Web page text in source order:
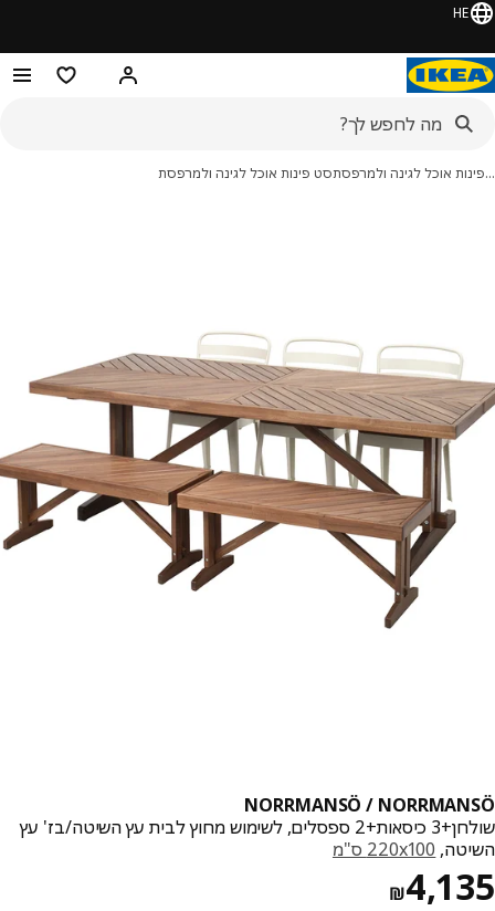
HE
היי! התחברו או הירשמו
מוצרים
אוכל לגינה ולמרפסתסט פינות אוכל לגינה ולמרפסת
NORRMANSÖ /
שולחן+3 כיסאות+2 ספסלים, לשימוש מחוץ לבית עץ השיטה/בז' עץ
‎220x100 ס"מ‏
₪מחיר ₪ 4135